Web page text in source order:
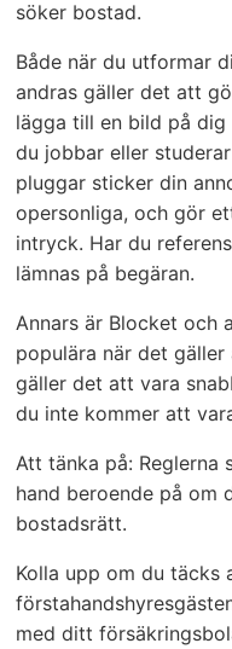
söker bostad.
Både när du utformar
andras gäller det att
lägga till en bild på
du jobbar eller
pluggar sticker din
opersonliga, och gör
intryck. Har du
lämnas på begäran.
Annars är Blocket och
populära när det
gäller det att vara
du inte kommer att
Att tänka på: Reglerna
hand beroende på om
bostadsrätt.
Kolla upp om du täcks
med ditt